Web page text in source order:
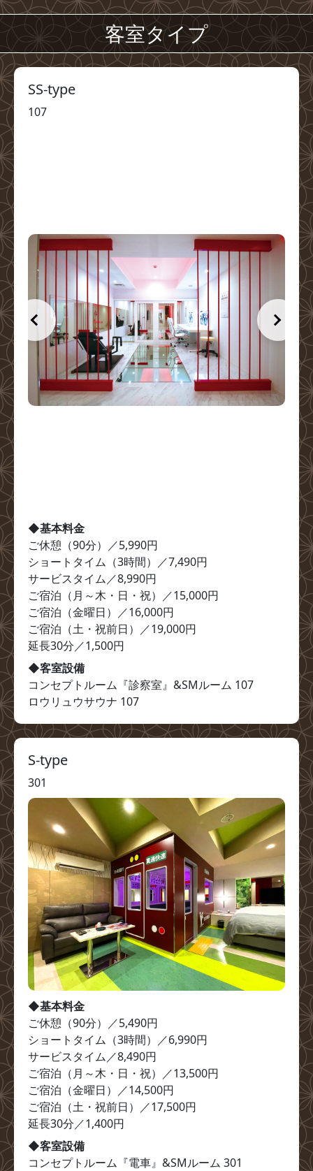
客室タイプ
SS-type
107
◆基本料金
ご休憩（90分）／5,990円
ショートタイム（3時間）／7,490円
サービスタイム／8,990円
ご宿泊（月～木・日・祝）／15,000円
ご宿泊（金曜日）／16,000円
ご宿泊（土・祝前日）／19,000円
延長30分／1,500円
◆客室設備
コンセプトルーム『診察室』&SMルーム 107
ロウリュウサウナ 107
S-type
301
◆基本料金
ご休憩（90分）／5,490円
ショートタイム（3時間）／6,990円
サービスタイム／8,490円
ご宿泊（月～木・日・祝）／13,500円
ご宿泊（金曜日）／14,500円
ご宿泊（土・祝前日）／17,500円
延長30分／1,400円
◆客室設備
コンセプトルーム『電車』&SMルーム 301